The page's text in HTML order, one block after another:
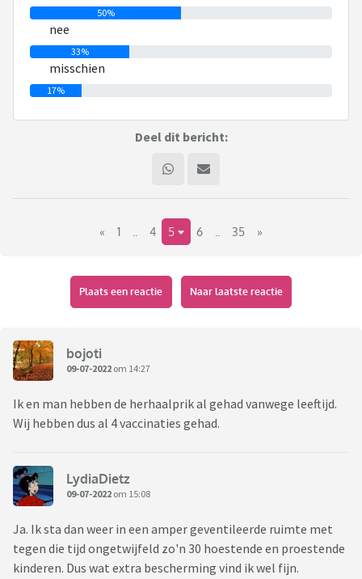
50%
nee
33%
misschien
17%
Deel dit bericht:
« 1 4 5 6 35 »
Plaats een reactie Naar laatste reactie
bojoti
09-07-2022 om 14:27
Ik en man hebben de herhaalprik al gehad vanwege leeftijd.
Wij hebben dus al 4 vaccinaties gehad.
LydiaDietz
09-07-2022 om 15:08
Ja. Ik sta dan weer in een amper geventileerde ruimte met
tegen die tijd ongetwijfeld zo'n 30 hoestende en proestende
kinderen. Dus wat extra bescherming vind ik wel fijn.